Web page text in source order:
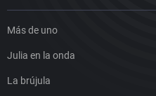
Más de uno
Julia en la onda
La brújula